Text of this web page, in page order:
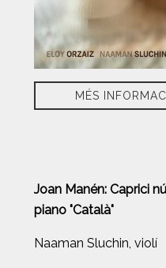
MÉS
Joan Manén: Caprici
piano "Català"
Naaman Sluchin, violí